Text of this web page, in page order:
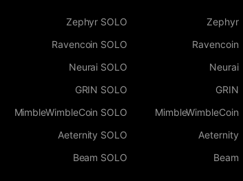
Zephyr
Ravencoin
Neurai
GRIN
MimbleWimbleCoin
Aeternity
Beam
Zephyr SOLO
Ravencoin SOLO
Neurai SOLO
GRIN SOLO
MimbleWimbleCoin SOLO
Aeternity SOLO
Beam SOLO